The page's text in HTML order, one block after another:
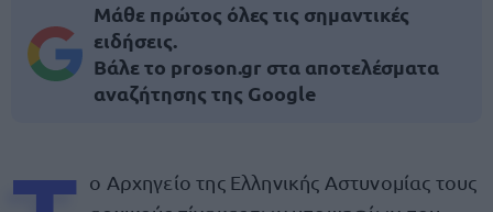
Μάθε πρώτος όλες τις σημαντικές
ειδήσεις.
Βάλε το proson.gr στα αποτελέσματα
αναζήτησης της Google
ο Αρχηγείο της Ελληνικής Αστυνομίας τους